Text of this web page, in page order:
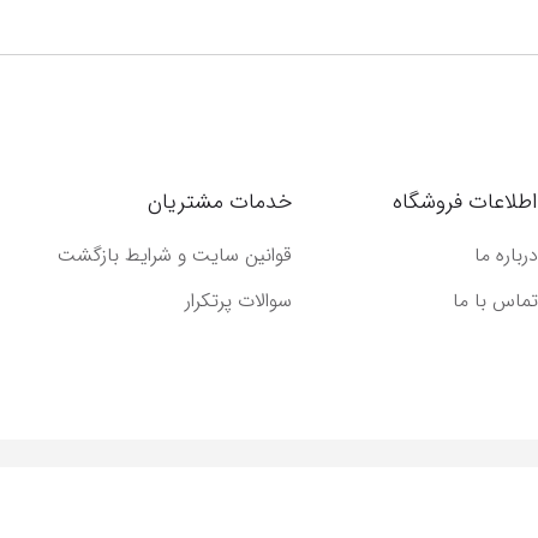
اطلاعات فروشگاه
درباره ما
تماس با ما
خدمات مشتریان
قوانین سایت و شرایط بازگشت
سوالات پرتکرار